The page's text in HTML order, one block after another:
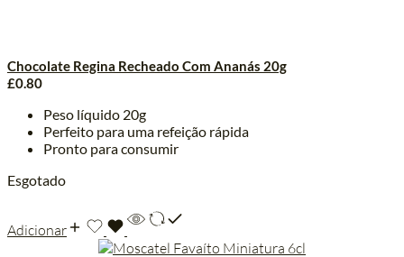
Chocolate Regina Recheado Com Ananás 20g
£0.80
Peso líquido 20g
Perfeito para uma refeição rápida
Pronto para consumir
Esgotado
Adicionar